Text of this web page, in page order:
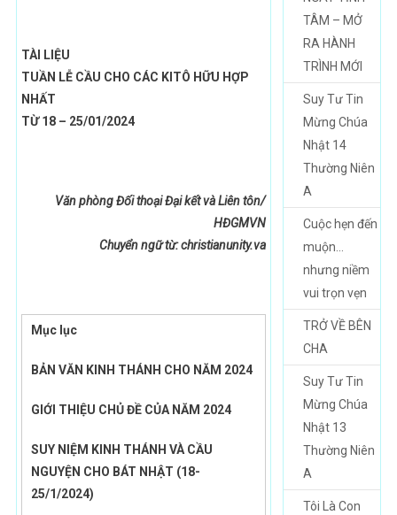
TÀI LIỆU
TUẦN LỄ CẦU CHO CÁC KITÔ HỮU HỢP
NHẤT
TỪ 18 – 25/01/2024
Văn phòng Đối thoại Đại kết và Liên tôn/
HĐGMVN
Chuyển ngữ từ:christianunity.va
Mục lục
BẢN VĂN KINH THÁNH CHO NĂM 2024
GIỚI THIỆU CHỦ ĐỀ CỦA NĂM 2024
SUY NIỆM KINH THÁNH VÀ CẦU
NGUYỆN CHO BÁT NHẬT (18-
25/1/2024)
TÂM – MỞ
RA HÀNH
TRÌNH MỚI
Suy Tư Tin
Mừng Chúa
Nhật 14
Thường Niên
A
Cuộc hẹn đến
muộn…
nhưng niềm
vui trọn vẹn
TRỞ VỀ BÊN
CHA
Suy Tư Tin
Mừng Chúa
Nhật 13
Thường Niên
A
Tôi Là Con